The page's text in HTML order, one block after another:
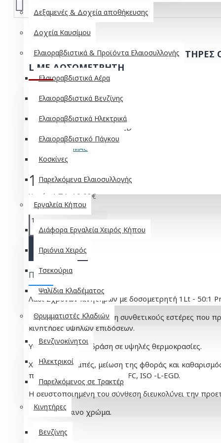
Δεξαμενές & Δοχεία αποθήκευσης
Δοχεία Καυσίμου
Ελαιοραβδιστικά & Προϊόντα Ελαιοσυλλογής
Ελαιοραβδιστικά Αέρα
Ελαιοραβδιστικά Βενζίνης
Ελαιοραβδιστικά Ηλεκτρικά
Ελαιοραβδιστικό Πάγκου
Κοσκίνες
Παρελκόμενα Ελαιοσυλλογής
Εργαλεία Κήπου
Διάφορα Εργαλεία Χειρός Κήπου
Πριόνια Χειρός
Τσεκούρια
Ψαλίδια Κλαδέματος
Θρυμματιστές Κλαδιών
Βενζινοκίνητοι
Ηλεκτρικοί
Παρελκόμενος σε Τρακτέρ
Κινητήρες
Βενζίνης
ΛΑΔΙ ΜΙΞΗΣ ΓΙΑ ΔΙΧΡΟΝΟΥΣ ΚΙΝΗΤΗΡΕΣ
L ΜΕ ΔΟΣΟΜΕΤΡΗΤΗ
LMOM1LD
12,50€
Χωρίς ΦΠΑ: 10,08€
Περιγραφή
Λάδι 2χρονων κινητήρων με δοσομετρητή 1Lt - 50:1
Ειδικό λιπαντικό με βάση συνθετικούς εστέρες που
κινητήρες υψηλών επιδόσεων.
Υψηλή λιπαντική δράση σε υψηλές θερμοκρασίες.
Χαμηλές εκπομπές, μείωση της φθοράς και
προδιαγραφές API TC, JACO FC, ISO -L-EGD.
Η ρευστοποιημένη του σύνθεση διευκολύνει την
Σκούρο κόκκινο χρώμα.